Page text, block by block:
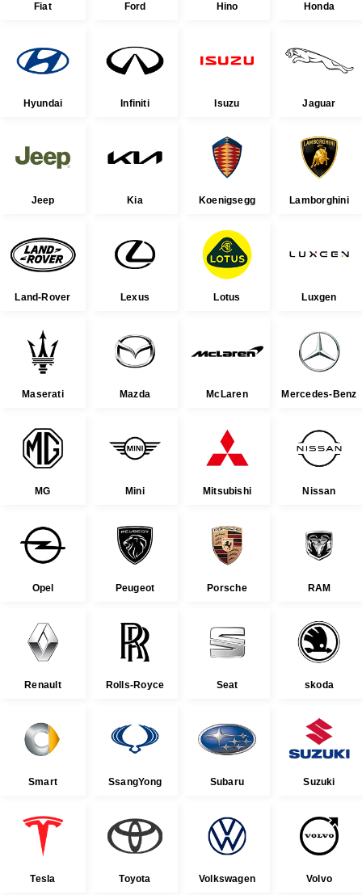
Fiat Ford Hino Honda
Hyundai Infiniti Isuzu Jaguar
Jeep Kia Koenigsegg Lamborghini
Land-Rover Lexus Lotus Luxgen
Maserati Mazda McLaren Mercedes-Benz
MG Mini Mitsubishi Nissan
Opel Peugeot Porsche RAM
Renault Rolls-Royce Seat skoda
Smart SsangYong Subaru Suzuki
Tesla Toyota Volkswagen Volvo